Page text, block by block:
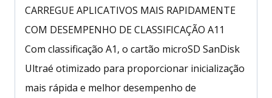
CARREGUE APLICATIVOS MAIS RAPIDAMENTE
COM DESEMPENHO DE CLASSIFICAÇÃO A11
Com classificação A1, o cartão microSD SanDisk
Ultraé otimizado para proporcionar inicialização
mais rápida e melhor desempenho de